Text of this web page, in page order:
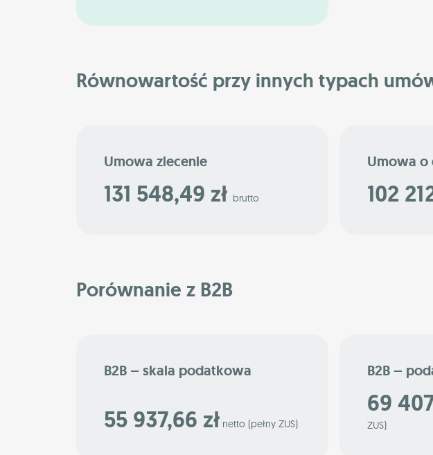
Równowartość przy innych typach
Umowa zlecenie
131 548,49 zł brutto
Umowa o
102
Porównanie z B2B
B2B – skala podatkowa
55 937,66 zł netto (pełny ZUS)
B2B –
69
ZUS)